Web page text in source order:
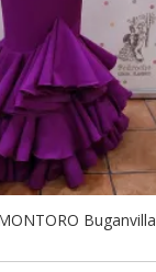
Buganvilla